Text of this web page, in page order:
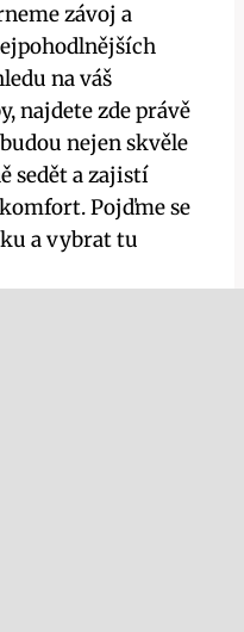
závoj a
na váš
najdete zde právě
nejen skvěle
sedět a zajistí
Pojďme se
a vybrat tu